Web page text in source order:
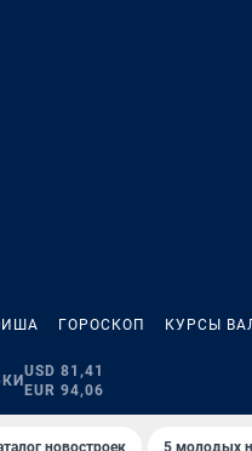
ГОРОСКОП КУРСЫ
USD 81,41
EUR 94,06
новостроек 5 молодых